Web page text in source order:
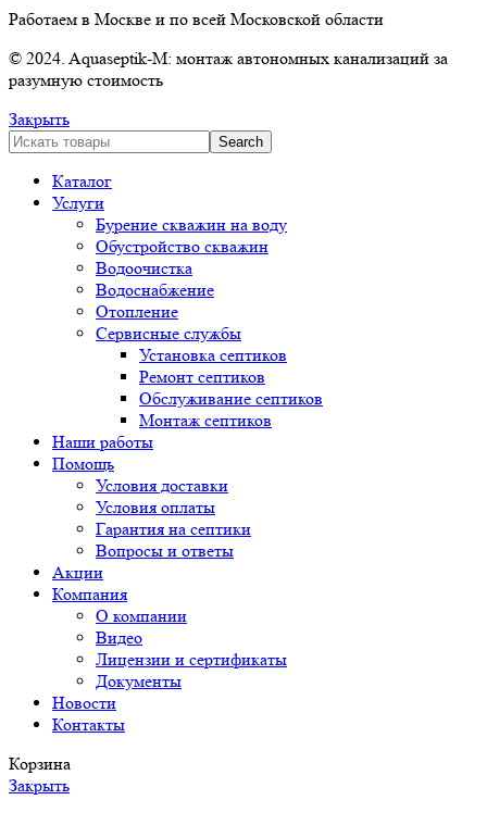
Работаем в Москве и по всей Московской области
© 2024. Aquaseptik-M: монтаж автономных канализаций за
разумную стоимость
Закрыть
Search
Каталог
Услуги
Бурение скважин на воду
Обустройство скважин
Водоочистка
Водоснабжение
Отопление
Сервисные службы
Установка септиков
Ремонт септиков
Обслуживание септиков
Монтаж септиков
Наши работы
Помощь
Условия доставки
Условия оплаты
Гарантия на септики
Вопросы и ответы
Акции
Компания
О компании
Видео
Лицензии и сертификаты
Документы
Новости
Контакты
Корзина
Закрыть